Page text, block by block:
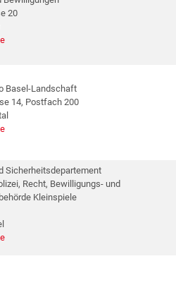
20
Basel-Landschaft
14, Postfach 200
Sicherheitsdepartement
Recht, Bewilligungs- und
Kleinspiele